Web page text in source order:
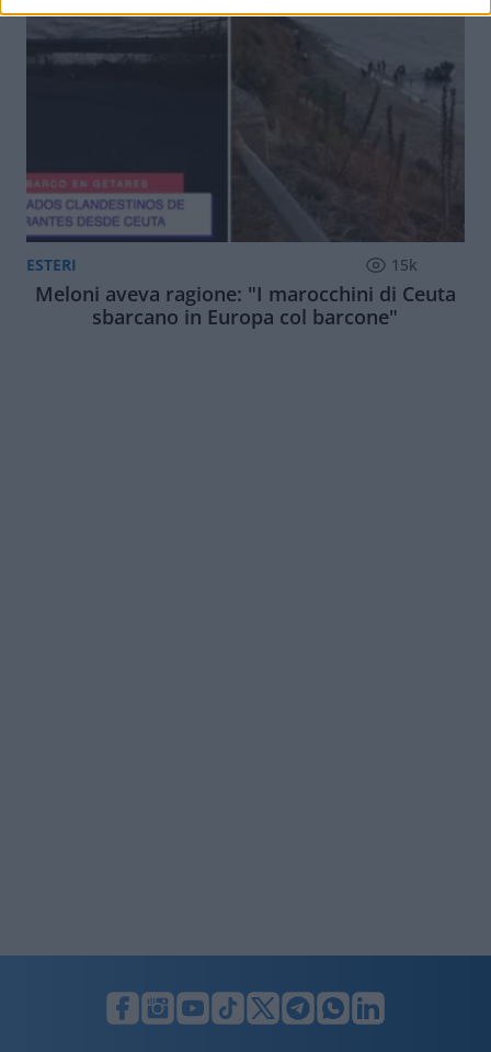
ESTERI 15k
Meloni aveva ragione: "I marocchini di Ceuta
sbarcano in Europa col barcone"